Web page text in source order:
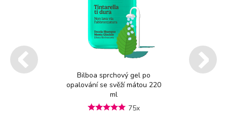
Bilboa sprchový gel po
opalování se svěží mátou 220
ml
75x